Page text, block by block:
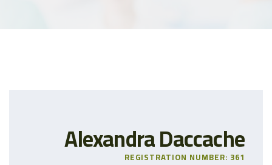
Alexandra Daccache
REGISTRATION NUMBER: 361